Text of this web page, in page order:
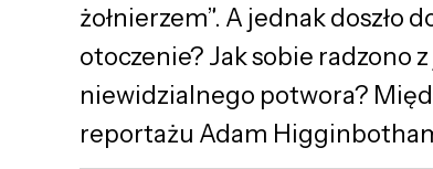
żołnierzem”. A jednak doszło
otoczenie? Jak sobie radzono
niewidzialnego potwora?
reportażu Adam